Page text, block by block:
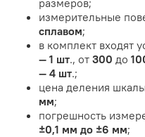
измерительные
сплавом;
в комплект входят
— 1 шт., от 300 до
— 4 шт.;
цена деления
мм;
погрешность
±0,1 мм до ±6 мм;